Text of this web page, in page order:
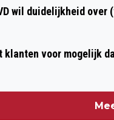
wil duidelijkheid
klanten voor mogelijk